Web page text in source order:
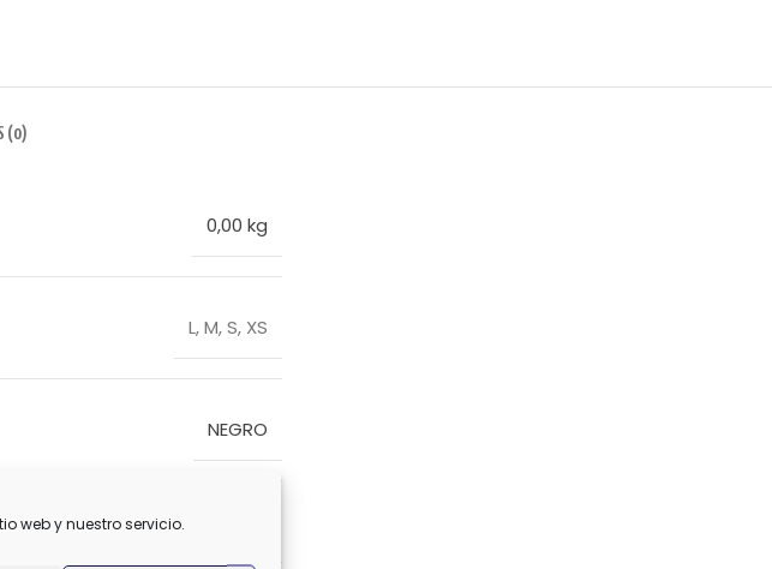
web y nuestro servicio.
(0)
0,00 kg
L,M,S, XS
NEGRO